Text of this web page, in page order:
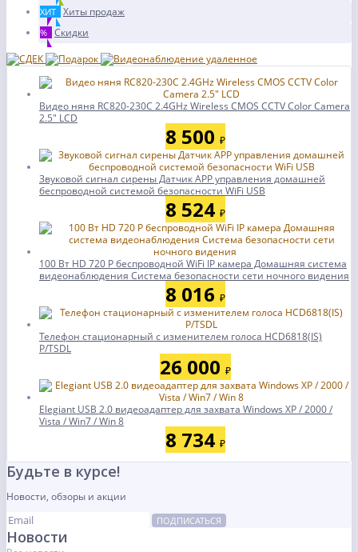
ХИТ Хиты продаж
% Скидки
Видео няня RC820-230C 2.4GHz Wireless CMOS CCTV Color Camera
2.5" LCD
8 500 ₽
Звуковой сигнал сирены Датчик APP управления домашней
беспроводной системой безопасности WiFi USB
8 524 ₽
100 Вт HD 720 P беспроводной WiFi IP камера Домашняя система
видеонаблюдения Система безопасности сети ночного видения
8 016 ₽
Телефон стационарный с изменителем голоса HCD6818(IS)
P/TSDL
26 000 ₽
Elegiant USB 2.0 видеоадаптер для захвата Windows XP / 2000 /
Vista / Win7 / Win 8
8 734 ₽
Будьте в курсе!
Новости, обзоры и акции
ПОДПИСАТЬСЯ
Новости